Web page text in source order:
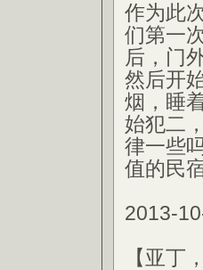
作为此
们第一
后，门
然后开
烟，睡
始犯二
律一些
值的民
2013-
【亚丁